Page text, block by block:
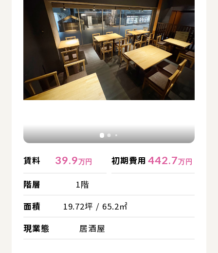
賃料 39.9万円 初期費用 442.7万円
階層
1階
面積
19.72坪 / 65.2㎡
現業態
居酒屋